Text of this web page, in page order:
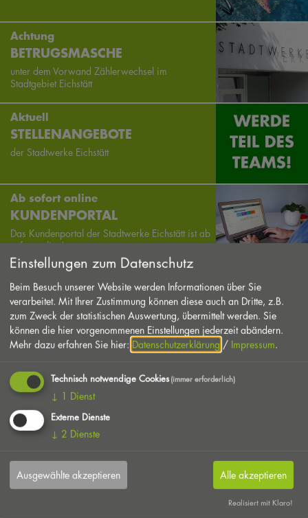
Achtung
BETRUGSMASCHE
unter dem Vorwand Zählerwechsel im
Stadtgebiet Eichstätt
Aktuell
STELLENANGEBOTE
der Stadtwerke Eichstätt
Ab sofort online
KUNDENPORTAL
Das Kundenportal der Stadtwerke Eichstätt ist ab
sofort online!
UMZUG SOFORT MELDEN!
Gesetzesänderung: Meldungen für
Ein-/Aus-/Umzüge nicht mehr rückwirkend
möglich
NAHWÄRMENETZ INNENSTADT
Fördergelder genehmigt
UMWELTBEWUSST!
Entscheiden Sie sich für umweltschonenden Strom.
Einstellungen zum Datenschutz
Beim Besuch unserer Website werden Informationen über Sie
verarbeitet. Mit Ihrer Zustimmung können diese auch an Dritte, z.B.
zum Zweck der statistischen Auswertung, übermittelt werden. Sie
können die hier vorgenommenen Einstellungen jederzeit abändern.
Mehr dazu erfahren Sie hier: Datenschutzerklärung / Impressum.
Technisch notwendige Cookies (immer erforderlich)
↓ 1 Dienst
Externe Dienste
↓ 2 Dienste
Ausgewählte akzeptieren Alle akzeptieren
Realisiert mit Klaro!